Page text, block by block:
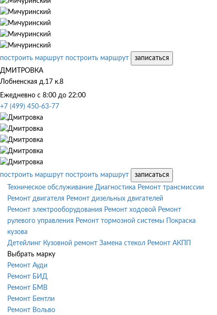
построить маршрут построить маршрут
записаться
ДМИТРОВКА
Лобненская д.17 к.8
Ежедневно с 8:00 до 22:00
+7 (499) 450-63-77
построить маршрут построить маршрут
записаться
Техническое обслуживание Диагностика Ремонт трансмиссии
Ремонт двигателя Ремонт дизельных двигателей
Ремонт электрооборудования Ремонт ходовой Ремонт
рулевого управления Ремонт тормозной системы
Покраска
кузова
Детейлинг Кузовной ремонт Замена стекол Ремонт АКПП
Выбрать марку
Ремонт Ауди
Ремонт БИД
Ремонт БМВ
Ремонт Бентли
Ремонт Вольво